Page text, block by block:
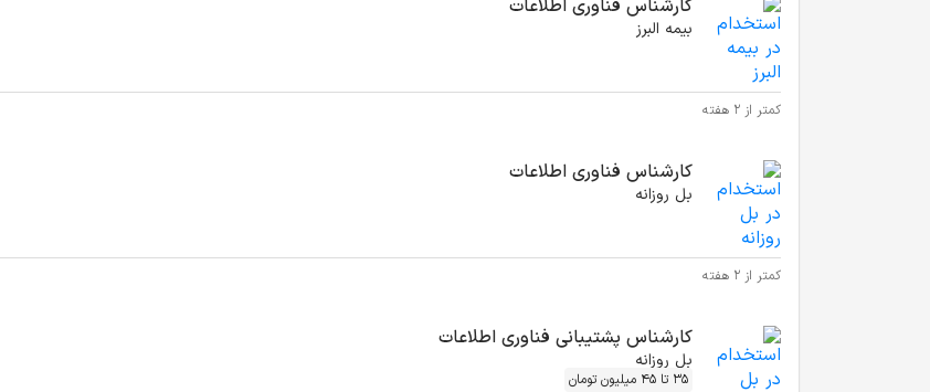
کارشناس فناوری اطلاعات
بیمه البرز
کمتر از ۲ هفته
کارشناس فناوری اطلاعات
بل روزانه
کمتر از ۲ هفته
کارشناس پشتیبانی فناوری اطلاعات
بل روزانه
35 تا 45 میلیون تومان